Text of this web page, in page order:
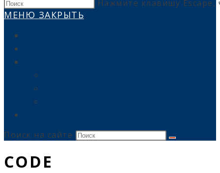
Нажмите клавишу Escape,
МЕНЮ ЗАКРЫТЬ
Поиск на сайте
CODE